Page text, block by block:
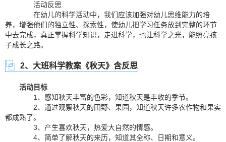
活动反思
在幼儿的科学活动中，我们应该加强对幼儿思维能力的培
养，增强他们的独立性、探索性，使幼儿把学习任务放到完整的环节
中去完成，真正掌握科学知识，走进科学，也让科学之光，能照亮孩
子成长之路。
2、大班科学教案《秋天》含反思
活动目标
1、感知秋天丰富的色彩，知道秋天是丰收的季节。
2、通过观察秋天的田野、果园，知道秋天许多农作物和果实
都成熟了。
3、产生喜欢秋天，热爱大自然的情感。
4、简单了解秋天的来历，知道其全称、日期和意义。